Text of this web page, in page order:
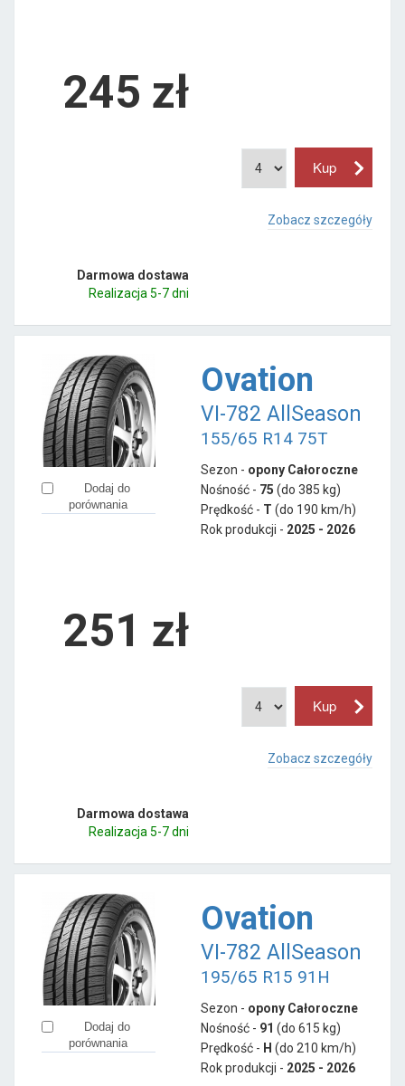
245 zł
Zobacz szczegóły
Darmowa dostawa
Realizacja 5-7 dni
Dodaj do
porównania
Ovation
VI-782 AllSeason
155/65 R14 75T
Sezon - opony Całoroczne
Nośność - 75 (do 385 kg)
Prędkość - T (do 190 km/h)
Rok produkcji - 2025 - 2026
251 zł
Zobacz szczegóły
Darmowa dostawa
Realizacja 5-7 dni
Dodaj do
porównania
Ovation
VI-782 AllSeason
195/65 R15 91H
Sezon - opony Całoroczne
Nośność - 91 (do 615 kg)
Prędkość - H (do 210 km/h)
Rok produkcji - 2025 - 2026